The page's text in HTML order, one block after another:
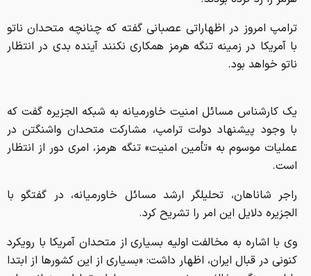
ترامپ امروز در اظهاراتی عصبانی گفته که چنانچه متحدان ناتو
با آمریکا در زمینه تنگه هرمز همکاری نکنند آینده بدی در انتظار
ناتو خواهد بود.‌
یک کارشناس مسائل امنیت خاورمیانه به شبکه الجزیره گفت که
با وجود پیشنهاد دولت ترامپ، مشارکت متحدان واشنگتن در
عملیات موسوم به «تأمین امنیت» تنگه هرمز، امری دور از انتظار
است.
راجر شاناهان، تحلیلگر ارشد مسائل خاورمیانه، در گفتگو با
الجزیره دلایل این امر را تشریح کرد.
وی با اشاره به مخالفت اولیه بسیاری از متحدان آمریکا با رویکرد
کنونی در قبال ایران، اظهار داشت: «بسیاری از این کشورها از ابتدا